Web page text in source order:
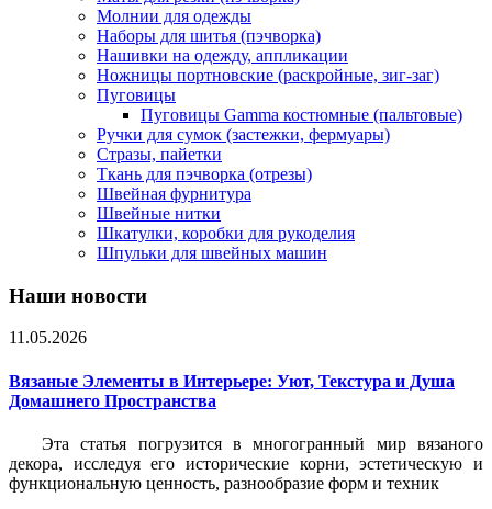
Молнии для одежды
Наборы для шитья (пэчворка)
Нашивки на одежду, аппликации
Ножницы портновские (раскройные, зиг-заг)
Пуговицы
Пуговицы Gamma костюмные (пальтовые)
Ручки для сумок (застежки, фермуары)
Стразы, пайетки
Ткань для пэчворка (отрезы)
Швейная фурнитура
Швейные нитки
Шкатулки, коробки для рукоделия
Шпульки для швейных машин
Наши новости
11.05.2026
Вязаные Элементы в Интерьере: Уют, Текстура и Душа
Домашнего Пространства
Эта статья погрузится в многогранный мир вязаного
декора, исследуя его исторические корни, эстетическую и
функциональную ценность, разнообразие форм и техник